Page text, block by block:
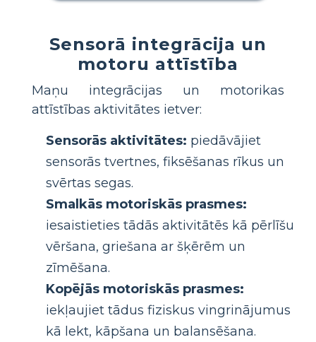
Sensorā integrācija un
motoru attīstība
Maņu integrācijas un motorikas
attīstības aktivitātes ietver:
Sensorās aktivitātes: piedāvājiet
sensorās tvertnes, fiksēšanas rīkus un
svērtas segas.
Smalkās motoriskās prasmes:
iesaistieties tādās aktivitātēs kā pērlīšu
vēršana, griešana ar šķērēm un
zīmēšana.
Kopējās motoriskās prasmes:
iekļaujiet tādus fiziskus vingrinājumus
kā lekt, kāpšana un balansēšana.